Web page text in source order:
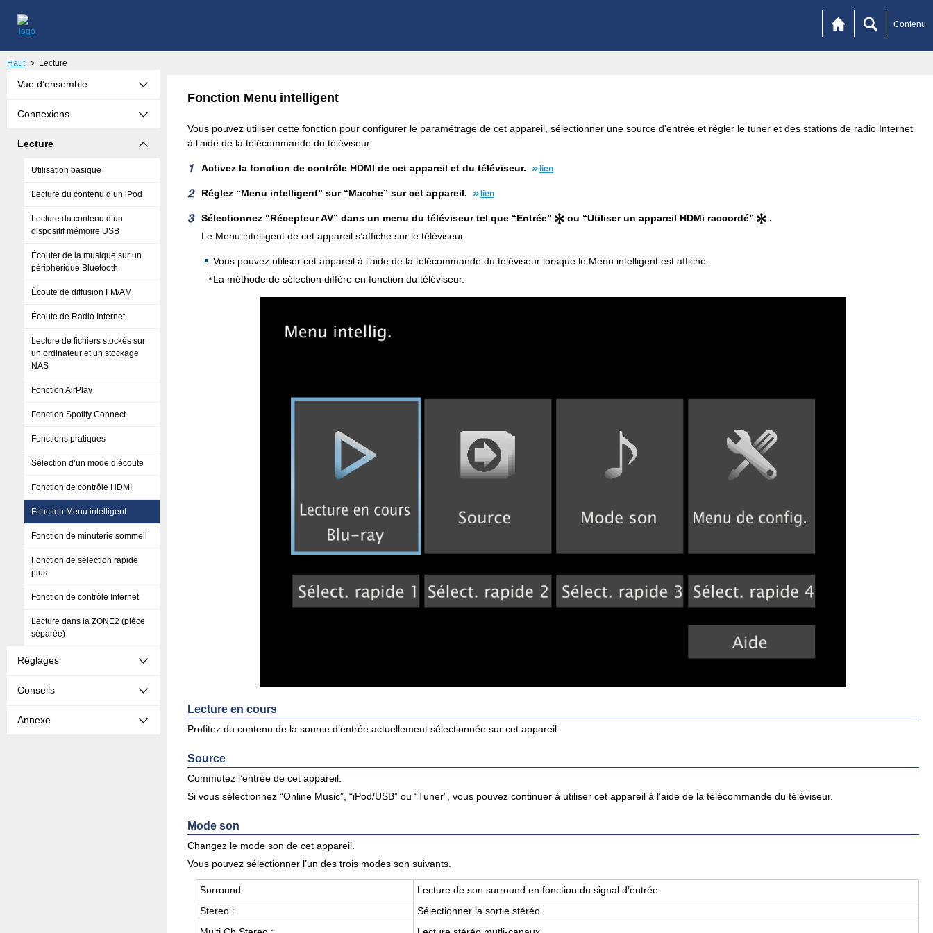
Contenu
Haut Lecture
Vue d’ensemble
Connexions
Lecture
Utilisation basique
Lecture du contenu d’un iPod
Lecture du contenu d’un
dispositif mémoire USB
Écouter de la musique sur un
périphérique Bluetooth
Écoute de diffusion FM/AM
Écoute de Radio Internet
Lecture de fichiers stockés sur
un ordinateur et un stockage
NAS
Fonction AirPlay
Fonction Spotify Connect
Fonctions pratiques
Sélection d’un mode d’écoute
Fonction de contrôle HDMI
Fonction Menu intelligent
Fonction de minuterie sommeil
Fonction de sélection rapide
plus
Fonction de contrôle Internet
Lecture dans la ZONE2 (pièce
séparée)
Réglages
Conseils
Annexe
Fonction Menu intelligent
Vous pouvez utiliser cette fonction pour configurer le paramétrage de cet appareil, sélectionner une source d’entrée et régler le tuner et des stations de radio Internet
à l’aide de la télécommande du téléviseur.
Activez la fonction de contrôle HDMI de cet appareil et du téléviseur. lien
Réglez “Menu intelligent” sur “Marche” sur cet appareil. lien
Sélectionnez “Récepteur AV” dans un menu du téléviseur tel que “Entrée” ou “Utiliser un appareil HDMi raccordé”
.
Le Menu intelligent de cet appareil s’affiche sur le téléviseur.
Vous pouvez utiliser cet appareil à l’aide de la télécommande du téléviseur lorsque le Menu intelligent est affiché.
La méthode de sélection diffère en fonction du téléviseur.
Lecture en cours
Profitez du contenu de la source d’entrée actuellement sélectionnée sur cet appareil.
Source
Commutez l’entrée de cet appareil.
Si vous sélectionnez “Online Music”, “iPod/USB” ou “Tuner”, vous pouvez continuer à utiliser cet appareil à l’aide de la télécommande du téléviseur.
Mode son
Changez le mode son de cet appareil.
Vous pouvez sélectionner l’un des trois modes son suivants.
Sur­round:
Lec­ture de son sur­round en fonc­tion du signal d’en­trée.
Ste­reo :
Sélec­tion­ner la sor­tie sté­réo.